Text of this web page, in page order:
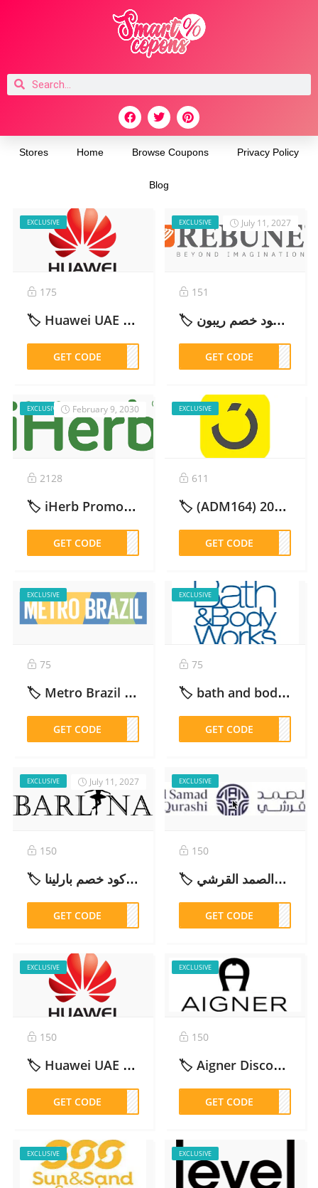
Stores Home Browse Coupons Privacy Policy
Blog
EXCLUSIVE
175
🏷️ Huawei UAE Discount Code AEB37: 10% Off Official Store – 2026
GET CODEEB37
EXCLUSIVE July 11, 2027
151
🏷️ كود خصم ريبون REBUNE (CM26129) محدث وفعال 2026 | خصم 5%
GET CODE6129
EXCLUSIVE February 9, 2030
2128
🏷️ iHerb Promo Code: Get 10% Off with (KHQ339) Now! – 2026
GET CODEQ339
EXCLUSIVE
611
🏷️ (ADM164) كود خصم نون فعال %100 – 2026
GET CODEM164
EXCLUSIVE
75
🏷️ Metro Brazil Discount Code 10% off كود خصم مترو برازيل – 2026
GET CODEDM52
EXCLUSIVE
75
🏷️ bath and body works discount code : (D22Y) 5% off SA, KW ,UAE ,QA – 2026
GET CODED22Y
EXCLUSIVE July 11, 2027
150
🏷️ كود خصم بارلينا (CM26226) محدث وفعال 2026 | Barlina Discount Code
GET CODE6226
EXCLUSIVE
150
🏷️ كود خصم عبدالصمد القرشي ADM46 محدث وفعال 2026 | Abdul Samad Al Qurashi Discount Code
GET CODEDM46
EXCLUSIVE
150
🏷️ Huawei UAE Discount Code AEB37: 10% Off Official Store – 2026
GET CODEEB37
EXCLUSIVE
150
🏷️ Aigner Discount Code WFAD14: 10% Off for New Customers (AE, SA, KW, BH) – 2026
GET CODEAD14
EXCLUSIVE EXCLUSIVE